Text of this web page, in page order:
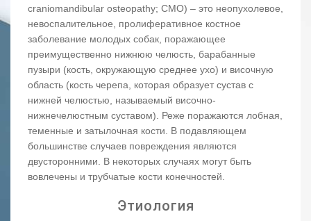
craniomandibular osteopathy; CMO) – это неопухолевое,
невоспалительное, пролиферативное костное
заболевание молодых собак, поражающее
преимущественно нижнюю челюсть, барабанные
пузыри (кость, окружающую среднее ухо) и височную
область (кость черепа, которая образует сустав с
нижней челюстью, называемый височно-
нижнечелюстным суставом). Реже поражаются лобная,
теменные и затылочная кости. В подавляющем
большинстве случаев повреждения являются
двусторонними. В некоторых случаях могут быть
вовлечены и трубчатые кости конечностей.
Этиология